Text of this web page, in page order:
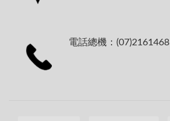
電話總機：(07)2161468